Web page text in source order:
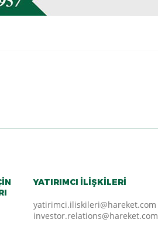
YATIRIMCI İLIŞKILERI
yatirimci.iliskileri@hareket.com
investor.relations@hareket.com